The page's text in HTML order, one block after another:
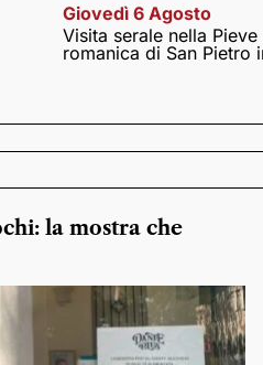
Giovedì 6 Agosto
Visita serale nella Pieve
romanica di San Pietro
la mostra che